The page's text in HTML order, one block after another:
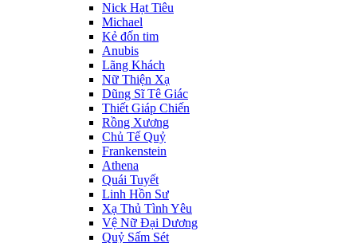
Nick Hạt Tiêu
Michael
Kẻ đốn tim
Anubis
Lãng Khách
Nữ Thiện Xạ
Dũng Sĩ Tê Giác
Thiết Giáp Chiến
Rồng Xương
Chủ Tế Quỷ
Frankenstein
Athena
Quái Tuyết
Linh Hồn Sư
Xạ Thủ Tình Yêu
Vệ Nữ Đại Dương
Quỷ Sấm Sét